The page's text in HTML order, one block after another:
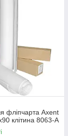
фліпчарта Axent
клітина 8063-А